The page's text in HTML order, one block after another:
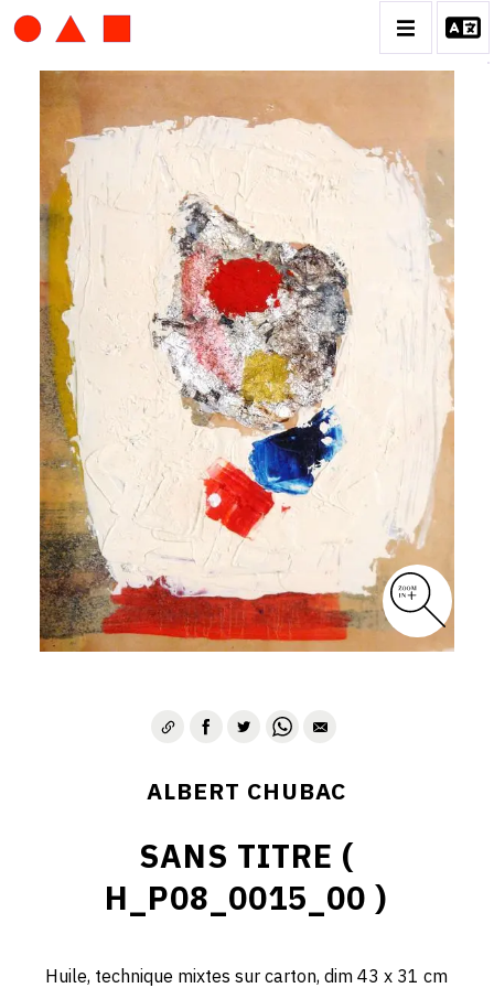
ALBERT CHUBAC
BIOGRAPHIE
CATALOGUE DES OEUVRES
CONTACT
ALBERT CHUBAC
SANS TITRE (
H_P08_0015_00 )
Huile, technique mixtes sur carton, dim 43 x 31 cm